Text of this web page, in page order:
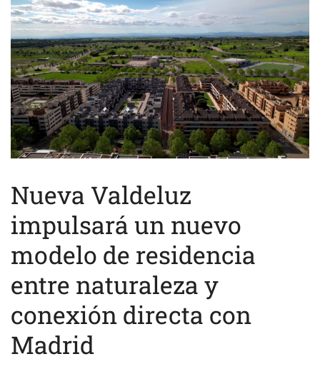
Nueva Valdeluz
impulsará un nuevo
modelo de residencia
entre naturaleza y
conexión directa con
Madrid